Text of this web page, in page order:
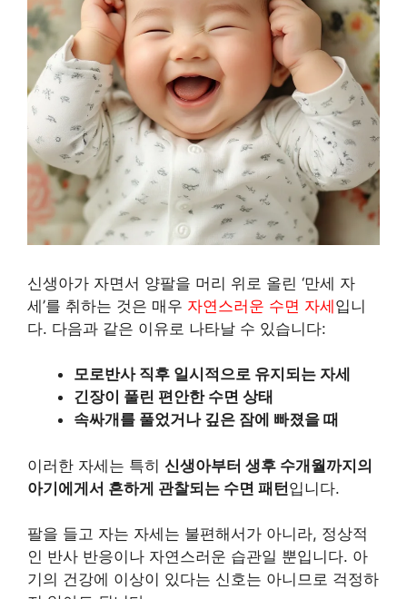
신생아가 자면서 양팔을 머리 위로 올린 ‘만세 자
세’를 취하는 것은 매우 자연스러운 수면 자세입니
다. 다음과 같은 이유로 나타날 수 있습니다:
모로반사 직후 일시적으로 유지되는 자세
긴장이 풀린 편안한 수면 상태
속싸개를 풀었거나 깊은 잠에 빠졌을 때
이러한 자세는 특히 신생아부터 생후 수개월까지의
아기에게서 흔하게 관찰되는 수면 패턴입니다.
팔을 들고 자는 자세는 불편해서가 아니라, 정상적
인 반사 반응이나 자연스러운 습관일 뿐입니다. 아
기의 건강에 이상이 있다는 신호는 아니므로 걱정하